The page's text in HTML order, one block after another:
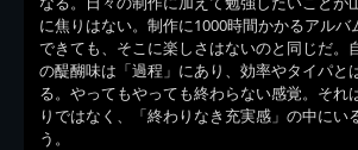
に焦りはない。制作に1000時間かかるアルバ
できても、そこに楽しさはないのと同じだ。
の醍醐味は「過程」にあり、効率やタイパと
る。やってもやっても終わらない感覚。それ
りではなく、「終わりなき充実感」の中にい
う。